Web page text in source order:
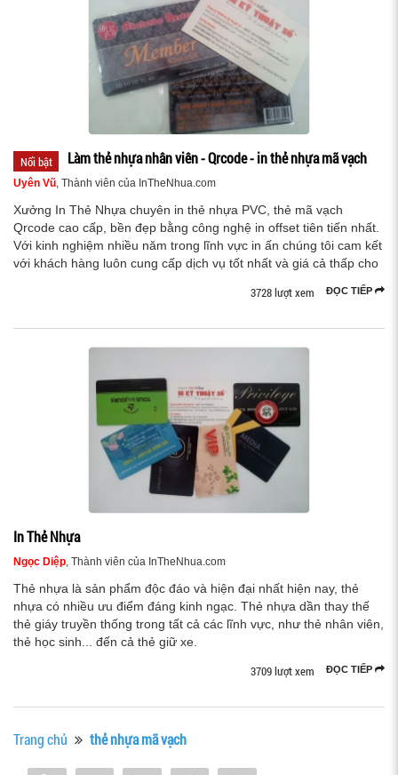
Nổi bật Làm thẻ nhựa nhân viên - Qrcode - in thẻ nhựa mã vạch
Uyên Vũ, Thành viên của InTheNhua.com
Xưởng In Thẻ Nhựa chuyên in thẻ nhựa PVC, thẻ mã vạch
Qrcode cao cấp, bền đẹp bằng công nghệ in offset tiên tiến nhất.
Với kinh nghiệm nhiều năm trong lĩnh vực in ấn chúng tôi cam kết
với khách hàng luôn cung cấp dịch vụ tốt nhất và giá cả thấp cho
ĐỌC TIẾP
3728 lượt xem
In Thẻ Nhựa
Ngọc Diệp, Thành viên của InTheNhua.com
Thẻ nhựa là sản phẩm độc đáo và hiện đại nhất hiện nay, thẻ
nhựa có nhiều ưu điểm đáng kinh ngạc. Thẻ nhựa dần thay thế
thẻ giáy truyền thống trong tất cả các lĩnh vực, như thẻ nhân viên,
thẻ học sinh... đến cả thẻ giữ xe.
ĐỌC TIẾP
3709 lượt xem
Trang chủ thẻ nhựa mã vạch